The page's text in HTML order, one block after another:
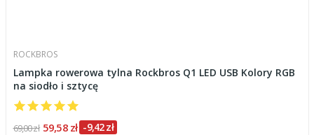
ROCKBROS
Lampka rowerowa tylna Rockbros Q1 LED USB Kolory RGB
na siodło i sztycę
69,00 zł 59,58 zł -9,42 zł